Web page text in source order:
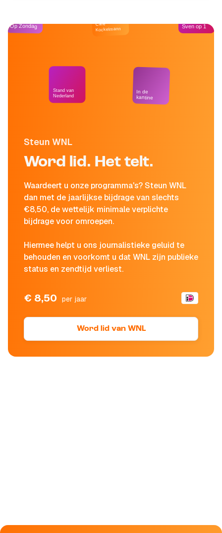
Steun WNL
Word lid. Het telt.
Waardeert u onze programma's? Steun WNL
dan met de jaarlijkse bijdrage van slechts
€8,50, de wettelijk minimale verplichte
bijdrage voor omroepen.
Hiermee helpt u ons journalistieke geluid te
behouden en voorkomt u dat WNL zijn publieke
status en zendtijd verliest.
€ 8,50 per jaar
Word lid van WNL
Op Zondag
Stand van
Nederland
Café
Kockelmann
In de
kantine
Sven op 1